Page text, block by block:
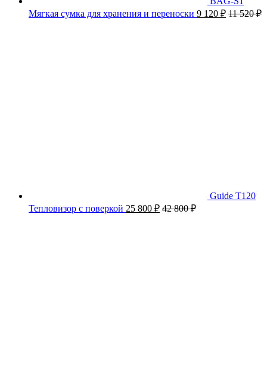
Мягкая сумка для хранения и переноски 9 120 ₽ 11 520₽
Guide T120
Тепловизор с поверкой 25 800 ₽ 42 800₽